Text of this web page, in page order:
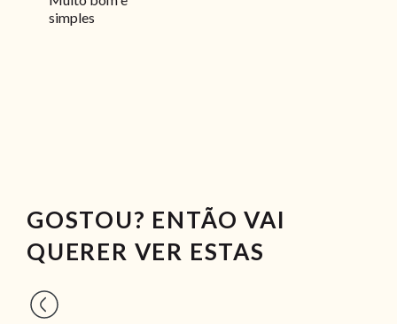
simples
GOSTOU? ENTÃO VAI
QUERER VER ESTAS